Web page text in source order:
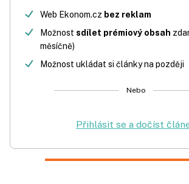
Web Ekonom.cz bez reklam
Možnost sdílet prémiový obsah
měsíčně)
Možnost ukládat si články na později
Nebo
Přihlásit se a dočíst